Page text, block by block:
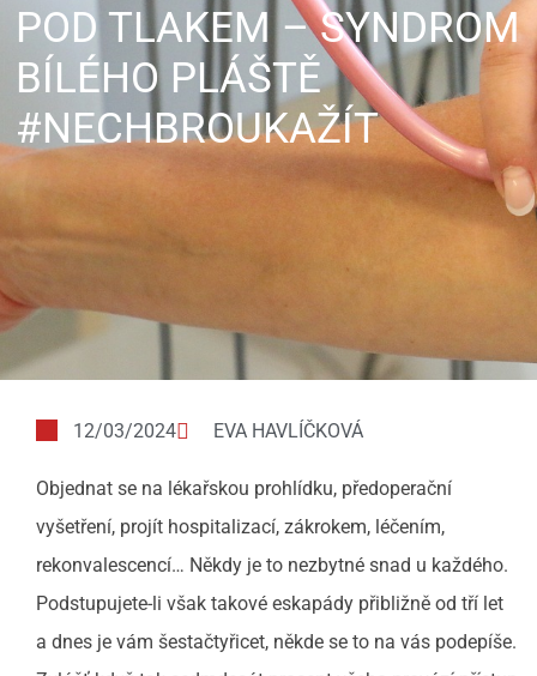
POD TLAKEM – SYNDROM
BÍLÉHO PLÁŠTĚ
#NECHBROUKAŽÍT
12/03/2024 EVA HAVLÍČKOVÁ
Objednat se na lékařskou prohlídku, předoperační
vyšetření, projít hospitalizací, zákrokem, léčením,
rekonvalescencí… Někdy je to nezbytné snad u každého.
Podstupujete-li však takové eskapády přibližně od tří let
a dnes je vám šestačtyřicet, někde se to na vás podepíše.